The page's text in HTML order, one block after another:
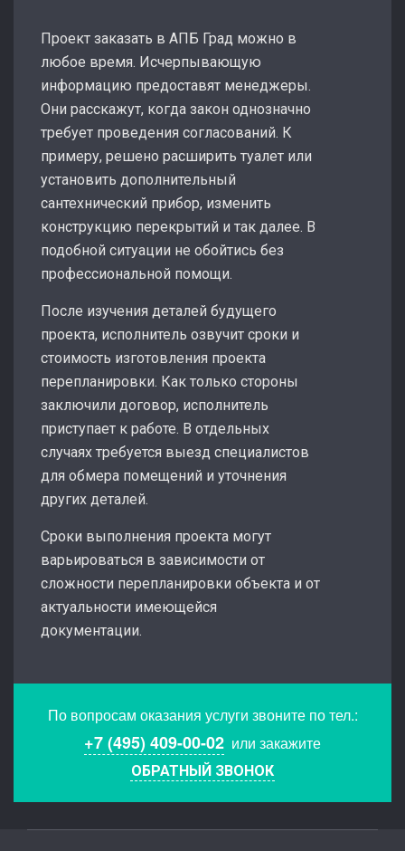
Проект заказать в АПБ Град можно в
любое время. Исчерпывающую
информацию предоставят менеджеры.
Они расскажут, когда закон однозначно
требует проведения согласований. К
примеру, решено расширить туалет или
установить дополнительный
сантехнический прибор, изменить
конструкцию перекрытий и так далее. В
подобной ситуации не обойтись без
профессиональной помощи.
После изучения деталей будущего
проекта, исполнитель озвучит сроки и
стоимость изготовления проекта
перепланировки. Как только стороны
заключили договор, исполнитель
приступает к работе. В отдельных
случаях требуется выезд специалистов
для обмера помещений и уточнения
других деталей.
Сроки выполнения проекта могут
варьироваться в зависимости от
сложности перепланировки объекта и от
актуальности имеющейся
документации.
По вопросам оказания услуги звоните по тел.:
+7 (495) 409-00-02 или закажите
ОБРАТНЫЙ ЗВОНОК